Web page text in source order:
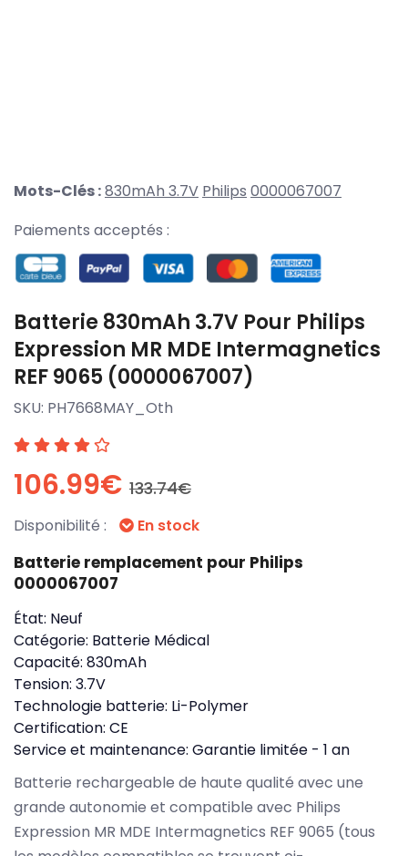
Mots-Clés :830mAh 3.7V Philips 0000067007
Paiements acceptés :
Batterie 830mAh 3.7V Pour Philips
Expression MR MDE Intermagnetics
REF 9065 (0000067007)
SKU: PH7668MAY_Oth
106.99€ 133.74€
Disponibilité : En stock
Batterie remplacement pour Philips
0000067007
État: Neuf
Catégorie: Batterie Médical
Capacité: 830mAh
Tension: 3.7V
Technologie batterie: Li-Polymer
Certification: CE
Service et maintenance: Garantie limitée - 1 an
Batterie rechargeable de haute qualité avec une
grande autonomie et compatible avec Philips
Expression MR MDE Intermagnetics REF 9065 (tous